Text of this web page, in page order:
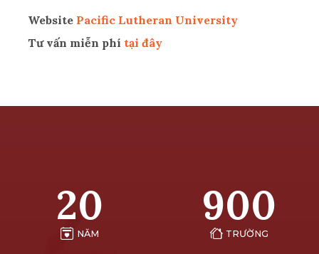
Website Pacific Lutheran University
Tư vấn miễn phí tại đây
20
NĂM
900
TRƯỜNG